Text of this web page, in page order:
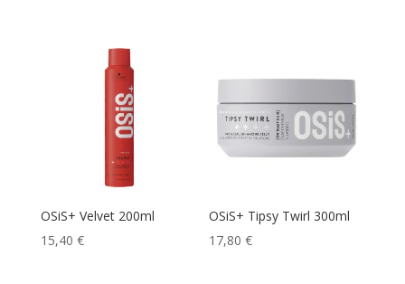
OSiS+ Velvet 200ml
15,40 €
OSiS+ Tipsy Twirl 300ml
17,80€